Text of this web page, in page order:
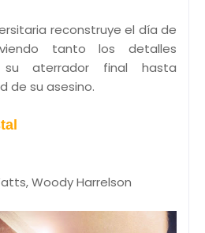
reconstruye el día de
tanto los detalles
aterrador final hasta
de su asesino.
Woody Harrelson